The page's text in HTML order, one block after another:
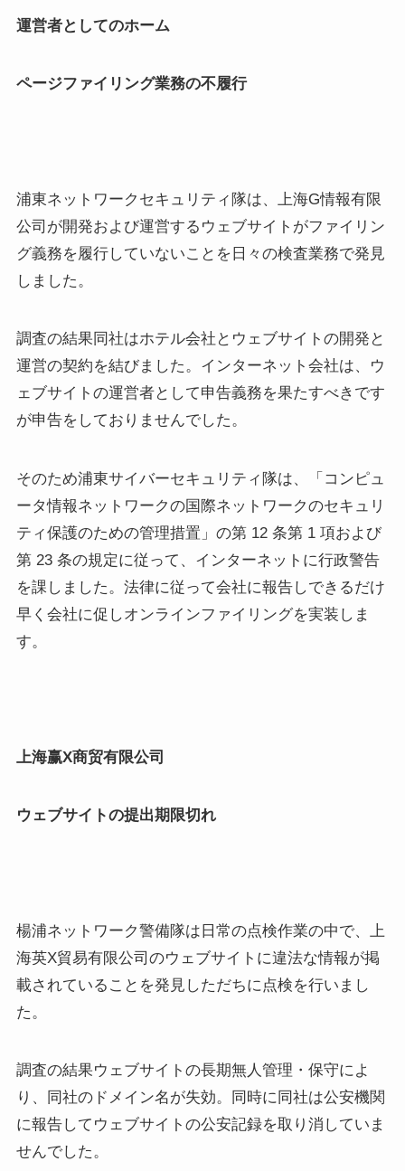
運営者としてのホーム
ページファイリング業務の不履行
浦東ネットワークセキュリティ隊は、上海G情報有限
公司が開発および運営するウェブサイトがファイリン
グ義務を履行していないことを日々の検査業務で発見
しました。
調査の結果同社はホテル会社とウェブサイトの開発と
運営の契約を結びました。インターネット会社は、ウ
ェブサイトの運営者として申告義務を果たすべきです
が申告をしておりませんでした。
そのため浦東サイバーセキュリティ隊は、「コンピュ
ータ情報ネットワークの国際ネットワークのセキュリ
ティ保護のための管理措置」の第 12 条第 1 項および
第 23 条の規定に従って、インターネットに行政警告
を課しました。法律に従って会社に報告しできるだけ
早く会社に促しオンラインファイリングを実装しま
す。
上海赢X商贸有限公司
ウェブサイトの提出期限切れ
楊浦ネットワーク警備隊は日常の点検作業の中で、上
海英X貿易有限公司のウェブサイトに違法な情報が掲
載されていることを発見しただちに点検を行いまし
た。
調査の結果ウェブサイトの長期無人管理・保守によ
り、同社のドメイン名が失効。同時に同社は公安機関
に報告してウェブサイトの公安記録を取り消していま
せんでした。